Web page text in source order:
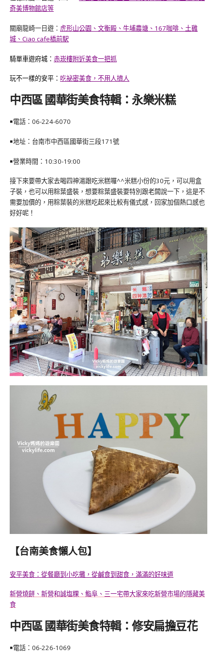
奇美博物館店等
關廟龍崎一日遊： 虎形山公園、文衡殿、牛埔農塘、167咖啡、土雞
城、Ciao cafe橋前駅
騎單車遊府城： 赤崁樓附近美食一把抓
玩不一樣的安平： 吃祕密美食，不用人擠人
中西區 國華街美食特輯：永樂米糕
￭電話： 06-224-6070
￭地址：台南市中西區國華街三段171號
￭營業時間：10:30-19:00
接下來要帶大家去喝四神湯跟吃米糕囉^^米糕小份的30元，可以用盒
子裝，也可以用粽葉盛裝，想要粽葉盛裝要特別跟老闆說一下，這是不
需要加價的，用粽葉裝的米糕吃起來比較有儀式感，回家加個熱口感也
好好呢！
【台南美食懶人包】
安平美食：從餐廳到小吃攤，從鹹食到甜食，滿滿的好味道
新營燒餅、新營和誠塩粿、鮨阜、三一宅帶大家來吃新營市場的隱藏美
食
中西區 國華街美食特輯：修安扁擔豆花
￭電話： 06-226-1069